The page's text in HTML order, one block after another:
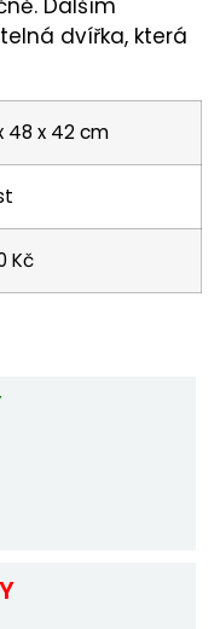
Dalším
dvířka, která
48 x 42 cm
Kč